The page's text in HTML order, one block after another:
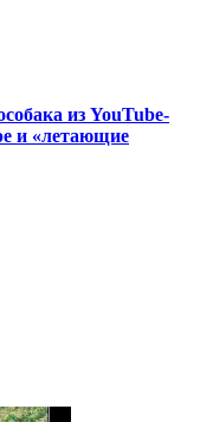
из YouTube-
и «летающие